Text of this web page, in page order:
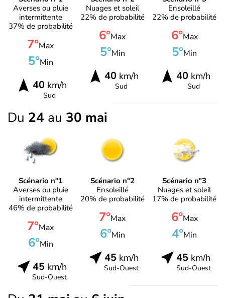
Averses ou pluie
intermittente
37% de probabilité
7°Max
5°Min
40km/h
Sud
Nuages et soleil
22% de probabilité
6°Max
5°Min
40km/h
Sud
Ensoleillé
22% de probabilité
6°Max
5°Min
40 km/h
Sud
Du 24 au 30 mai
Scénario n°1
Averses ou pluie
intermittente
46% de probabilité
7°Max
6°Min
45km/h
Sud-Ouest
Scénario n°2
Ensoleillé
20% de probabilité
7°Max
6°Min
45km/h
Sud-Ouest
Scénario n°3
Nuages et soleil
17% de probabilité
6°Max
4°Min
45 km/h
Sud-Ouest